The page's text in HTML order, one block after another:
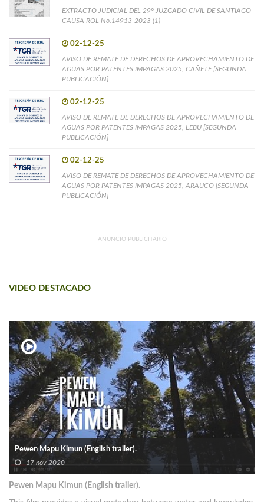
EXTRACTO JUDICIAL DEL 29° JUZGADO CIVIL DE SANTIAGO
CAUSA ROL No.14913-2023 (1)
02-12-25
AVISO DE REMATE DE DERECHOS DE APROVECHAMIENTO DE
AGUAS POR PATENTES IMPAGAS 2025, CAÑETE [SEGUNDA
PUBLICACIÓN]
02-12-25
AVISO DE REMATE DE DERECHOS DE APROVECHAMIENTO DE
AGUAS POR PATENTES IMPAGAS 2025, LEBU [SEGUNDA
PUBLICACIÓN]
02-12-25
AVISO DE REMATE DE DERECHOS DE APROVECHAMIENTO DE
AGUAS POR PATENTES IMPAGAS 2025, ARAUCO [SEGUNDA
PUBLICACIÓN]
ANUNCIO PUBLICITARIO
VIDEO DESTACADO
Pewen Mapu Kimun (English trailer).
17 nov 2020
Pewen Mapu Kimun (English trailer).